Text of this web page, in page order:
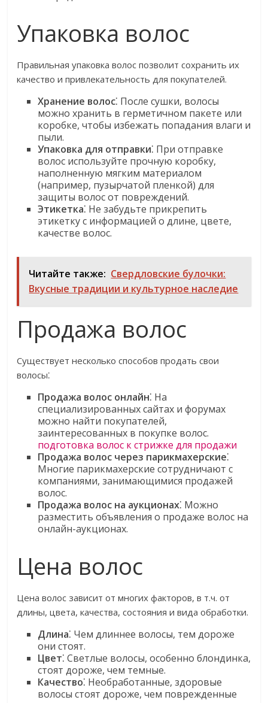
Упаковка волос
Правильная упаковка волос позволит сохранить их
качество и привлекательность для покупателей.
Хранение волос⁚ После сушки, волосы
можно хранить в герметичном пакете или
коробке, чтобы избежать попадания влаги и
пыли.
Упаковка для отправки⁚ При отправке
волос используйте прочную коробку,
наполненную мягким материалом
(например, пузырчатой пленкой) для
защиты волос от повреждений.
Этикетка⁚ Не забудьте прикрепить
этикетку с информацией о длине, цвете,
качестве волос.
Читайте также: Свердловские булочки:
Вкусные традиции и культурное наследие
Продажа волос
Существует несколько способов продать свои
волосы⁚
Продажа волос онлайн⁚ На
специализированных сайтах и форумах
можно найти покупателей,
заинтересованных в покупке волос.
подготовка волос к стрижке для продажи
Продажа волос через парикмахерские⁚
Многие парикмахерские сотрудничают с
компаниями, занимающимися продажей
волос.
Продажа волос на аукционах⁚ Можно
разместить объявления о продаже волос на
онлайн-аукционах.
Цена волос
Цена волос зависит от многих факторов, в т.ч. от
длины, цвета, качества, состояния и вида обработки.
Длина⁚ Чем длиннее волосы, тем дороже
они стоят.
Цвет⁚ Светлые волосы, особенно блондинка,
стоят дороже, чем темные.
Качество⁚ Необработанные, здоровые
волосы стоят дороже, чем поврежденные